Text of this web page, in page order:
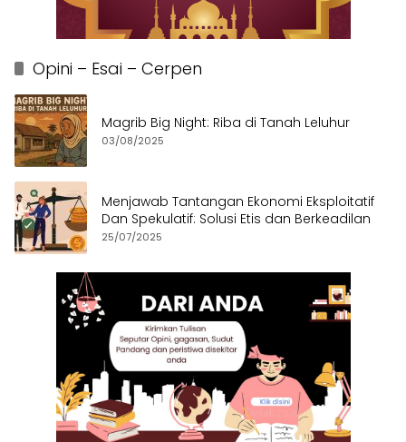
Opini – Esai – Cerpen
Magrib Big Night: Riba di Tanah Leluhur
03/08/2025
Menjawab Tantangan Ekonomi Eksploitatif
Dan Spekulatif: Solusi Etis dan Berkeadilan
25/07/2025